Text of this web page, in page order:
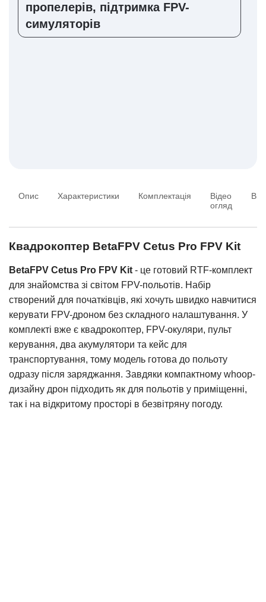
пропелерів, підтримка FPV-
симуляторів
Опис Характеристики Комплектація
Відео
огляд
Квадрокоптер BetaFPV Cetus Pro FPV Kit
BetaFPV Cetus Pro FPV Kit - це готовий RTF-комплект
для знайомства зі світом FPV-польотів. Набір
створений для початківців, які хочуть швидко навчитися
керувати FPV-дроном без складного налаштування. У
комплекті вже є квадрокоптер, FPV-окуляри, пульт
керування, два акумулятори та кейс для
транспортування, тому модель готова до польоту
одразу після заряджання. Завдяки компактному whoop-
дизайну дрон підходить як для польотів у приміщенні,
так і на відкритому просторі в безвітряну погоду.